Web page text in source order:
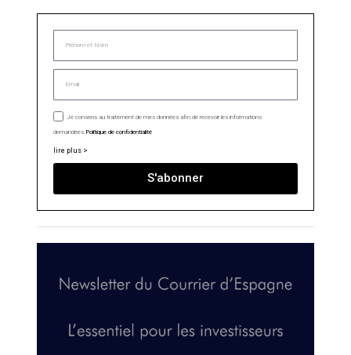
Je consens au traitement de mes données afin de recevoir les informations
demandées. Politique de confidentialité
lire plus >
S'abonner